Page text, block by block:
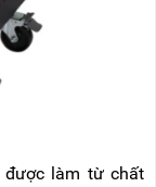
được làm từ chất